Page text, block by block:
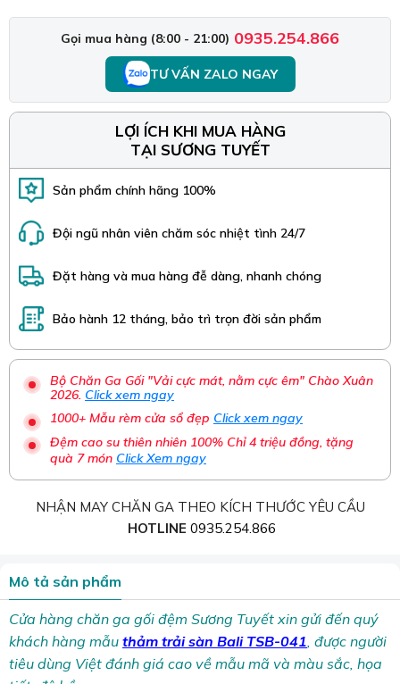
Gọi mua hàng (8:00 - 21:00) 0935.254.866
TƯ VẤN ZALO NGAY
LỢI ÍCH KHI MUA HÀNG
TẠI SƯƠNG TUYẾT
Sản phẩm chính hãng 100%
Đội ngũ nhân viên chăm sóc nhiệt tình 24/7
Đặt hàng và mua hàng đễ dàng, nhanh chóng
Bảo hành 12 tháng, bảo trì trọn đời sản phẩm
Bộ Chăn Ga Gối "Vải cực mát, nằm cực êm" Chào Xuân
2026. Click xem ngay
1000+ Mẫu rèm cửa sổ đẹp Click xem ngay
Đệm cao su thiên nhiên 100% Chỉ 4 triệu đồng, tặng
quà 7 món Click Xem ngay
NHẬN MAY CHĂN GA THEO KÍCH THƯỚC YÊU CẦU
HOTLINE 0935.254.866
Mô tả sản phẩm
Cửa hàng chăn ga gối đệm Sương Tuyết xin gửi đến quý
khách hàng mẫu thảm trải sàn Bali TSB-041, được người
tiêu dùng Việt đánh giá cao về mẫu mã và màu sắc, họa